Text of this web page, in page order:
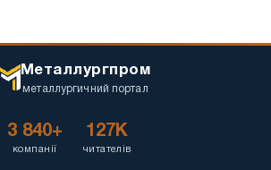
Металлургпром
металлургичний портал
3 840+
компанії
127K
читателів